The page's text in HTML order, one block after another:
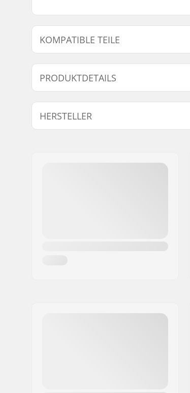
KOMPATIBLE TEILE
Finde Produkte die kompatibel sind mit
PRODUKTDETAILS
Bindungstyp:
Schuhkompatibilität:
HERSTELLER
D-82377